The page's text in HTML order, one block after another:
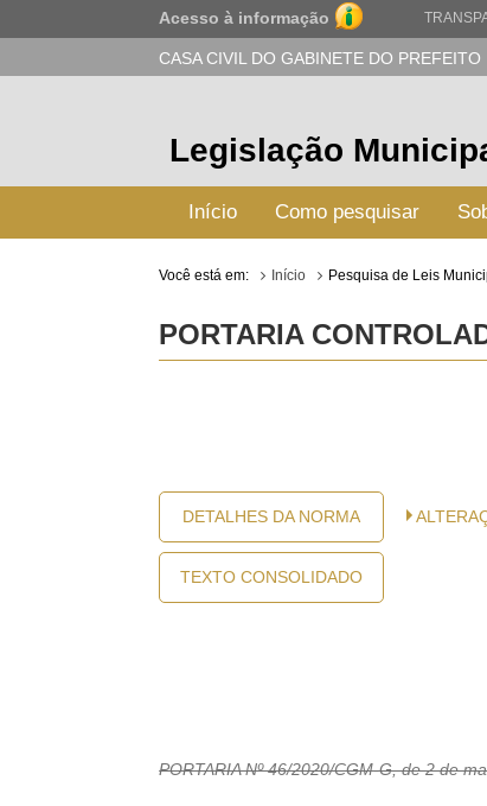
Acesso à informação
CASA CIVIL DO GABINETE DO PREFEITO
Legislação
Início Como pesquisar
Você está em: Início Pesquisa de Leis
PORTARIA
DETALHES DA NORMA
TEXTO CONSOLIDADO
PORTARIA Nº 46/2020/CGM-G, de 2 de